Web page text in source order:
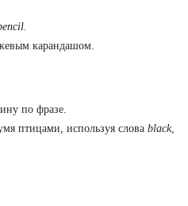
карандашом.
по фразе.
птицами, используя слова black,